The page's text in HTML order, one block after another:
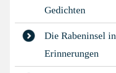
Gedichten
Die Rabeninsel in
Erinnerungen